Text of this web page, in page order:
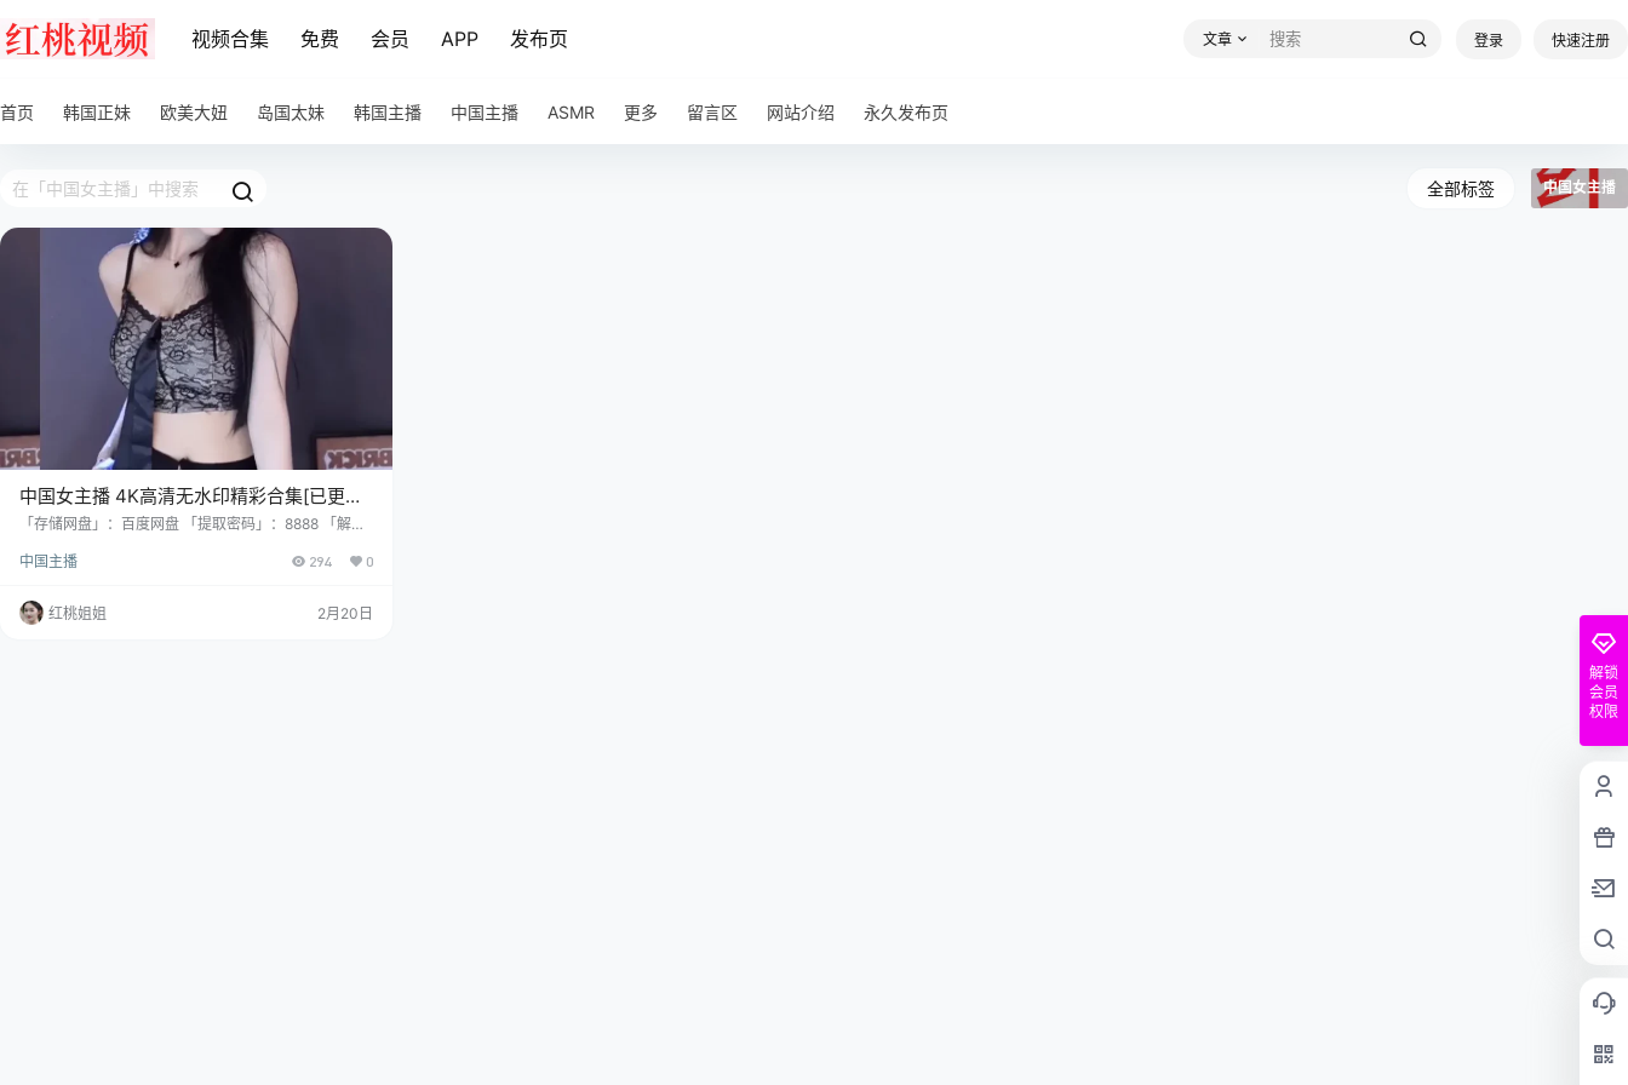
视频合集 免费 会员 APP 发布页 文章 登录 快速注册
首页 韩国正妹 欧美大妞 岛国太妹 韩国主播 中国主播 ASMR 更多 留言区 网站介绍 永久发布页
全部标签 中国女主播
中国女主播 4K高清无水印精彩合集[已更
60V]
「存储网盘」：百度网盘 「提取密码」：8888 「解压
第三方水印 「资源申明」：最终所有权归素材本人
中国主播 294 0
红桃姐姐 2月20日
解锁
会员
权限